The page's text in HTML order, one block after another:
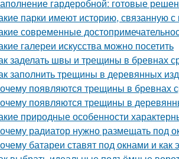
гардеробной: готовые
парки имеют историю, связанную
современные
галереи искусства можно посетить
заделать швы и трещины в бревнах
заполнить трещины в деревянных
появляются трещины в бревнах
появляются трещины в
природные особенности
радиатор нужно размещать под
батареи ставят под окнами и как